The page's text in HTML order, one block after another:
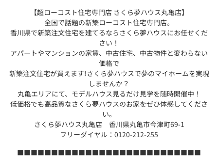
【超ローコスト住宅専門店 さくら夢ハウス丸亀店】
全国で話題の新築ローコスト住宅専門店。
香川県で新築注文住宅を建てるならさくら夢ハウスにお任せくだ
さい！
アパートやマンションの家賃、中古住宅、中古物件と変わらない
価格で
新築注文住宅が買えます!さくら夢ハウスで夢のマイホームを実現
しませんか？
丸亀エリアにて、モデルハウス見るだけ見学を随時開催中！
低価格でも高品質なさくら夢ハウスのお家をぜひ体感してくださ
い。
さくら夢ハウス丸亀店 香川県丸亀市今津町69-1
フリーダイヤル：0120-212-255
■■■■■■■■■■■■■■■■■■■■■■■■■■■